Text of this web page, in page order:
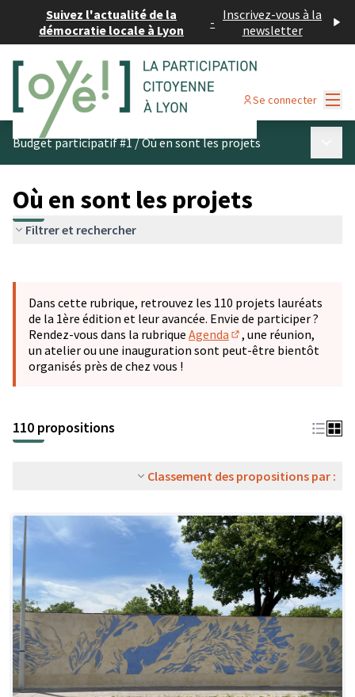
Suivez l'actualité de la
démocratie locale à Lyon
- Inscrivez-vous à la
newsletter
Se connecter
Budget participatif #1/Où en sont les projets
Où en sont les projets
Filtrer et rechercher
−
Dans cette rubrique, retrouvez les 110 projets lauréats
de la 1ère édition et leur avancée. Envie de participer ?
Rendez-vous dans la rubrique Agenda
(S'ouvre dans un
, une réunion,
un atelier ou une inauguration sont peut-être bientôt
organisés près de chez vous !
110 propositions
Classement des propositions par :